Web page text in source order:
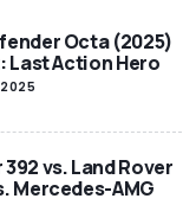
Octa (2025)
Last Action Hero
vs. Land Rover
Mercedes-AMG